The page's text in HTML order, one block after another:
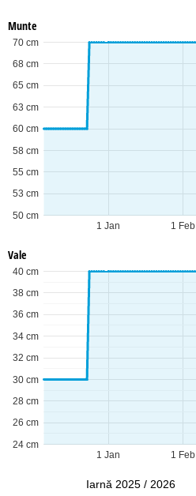
Munte
1 Jan 1 Feb
50 cm
53 cm
55 cm
58 cm
60 cm
63 cm
65 cm
68 cm
70 cm
Vale
1 Jan 1 Feb
24 cm
26 cm
28 cm
30 cm
32 cm
34 cm
36 cm
38 cm
40 cm
Iarnă 2025 / 2026